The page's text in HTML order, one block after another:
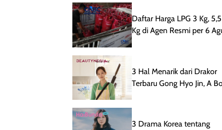
Daftar Harga LPG 3 Kg, 5,5
Kg di Agen Resmi per 6
3 Hal Menarik dari Drakor
Terbaru Gong Hyo Jin, A
3 Drama Korea tentang